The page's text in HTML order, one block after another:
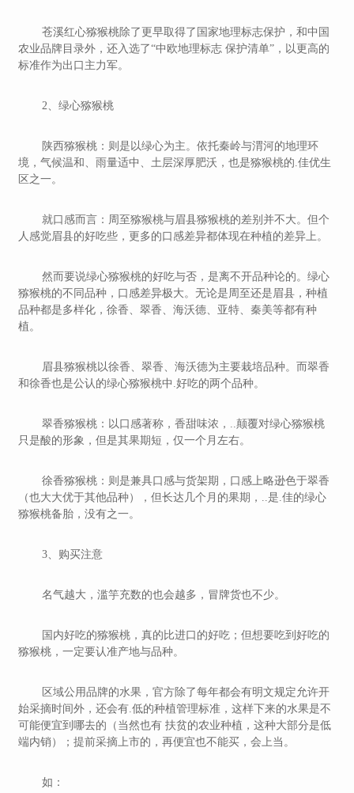
苍溪红心猕猴桃除了更早取得了国家地理标志保护，和中国
农业品牌目录外，还入选了“中欧地理标志 保护清单”，以更高的
标准作为出口主力军。
2、绿心猕猴桃
陕西猕猴桃：则是以绿心为主。依托秦岭与渭河的地理环
境，气候温和、雨量适中、土层深厚肥沃，也是猕猴桃的.佳优生
区之一。
就口感而言：周至猕猴桃与眉县猕猴桃的差别并不大。但个
人感觉眉县的好吃些，更多的口感差异都体现在种植的差异上。
然而要说绿心猕猴桃的好吃与否，是离不开品种论的。绿心
猕猴桃的不同品种，口感差异极大。无论是周至还是眉县，种植
品种都是多样化，徐香、翠香、海沃德、亚特、秦美等都有种
植。
眉县猕猴桃以徐香、翠香、海沃德为主要栽培品种。而翠香
和徐香也是公认的绿心猕猴桃中.好吃的两个品种。
翠香猕猴桃：以口感著称，香甜味浓，..颠覆对绿心猕猴桃
只是酸的形象，但是其果期短，仅一个月左右。
徐香猕猴桃：则是兼具口感与货架期，口感上略逊色于翠香
（也大大优于其他品种），但长达几个月的果期，..是.佳的绿心
猕猴桃备胎，没有之一。
3、购买注意
名气越大，滥竽充数的也会越多，冒牌货也不少。
国内好吃的猕猴桃，真的比进口的好吃；但想要吃到好吃的
猕猴桃，一定要认准产地与品种。
区域公用品牌的水果，官方除了每年都会有明文规定允许开
始采摘时间外，还会有.低的种植管理标准，这样下来的水果是不
可能便宜到哪去的（当然也有 扶贫的农业种植，这种大部分是低
端内销）；提前采摘上市的，再便宜也不能买，会上当。
如：